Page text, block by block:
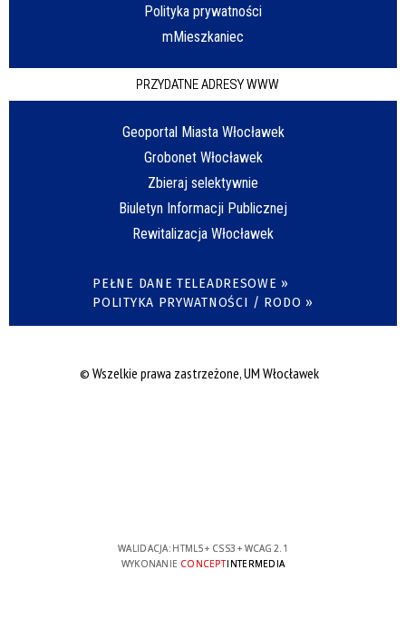
Polityka prywatności
mMieszkaniec
PRZYDATNE ADRESY WWW
Geoportal Miasta Włocławek
Grobonet Włocławek
Zbieraj selektywnie
Biuletyn Informacji Publicznej
Rewitalizacja Włocławek
PEŁNE DANE TELEADRESOWE »
POLITYKA PRYWATNOŚCI / RODO »
© Wszelkie prawa zastrzeżone, UM Włocławek
WALIDACJA: HTML5+ CSS3 + WCAG 2.1
WYKONANIE CONCEPTINTERMEDIA